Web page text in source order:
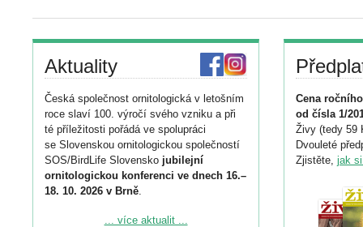
Aktuality
Česká společnost ornitologická v letošním
roce slaví 100. výročí svého vzniku a při
té příležitosti pořádá ve spolupráci
se Slovenskou ornitologickou společností
SOS/BirdLife Slovensko jubilejní
ornitologickou konferenci ve dnech 16.–
18. 10. 2026 v Brně.
Podrobnější informace ke konferenci
... více aktualit ...
Cena
od čísla 1/
Živy (tedy 59
Dvouleté
Zjistěte, jak